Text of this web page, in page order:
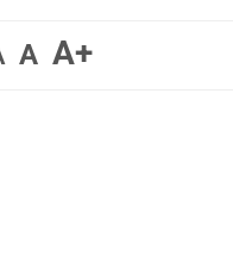
A A+